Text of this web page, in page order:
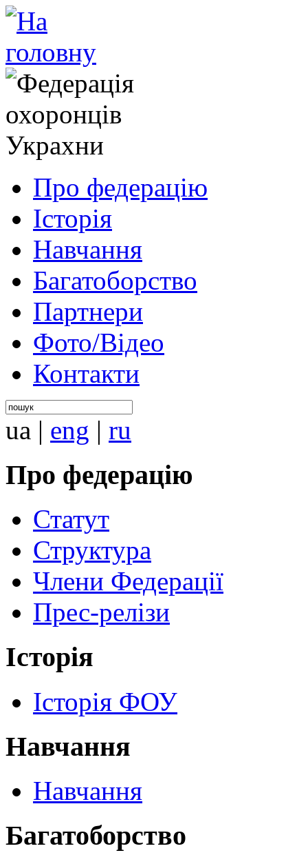
Про федерацію
Історія
Навчання
Багатоборство
Партнери
Фото/Відео
Контакти
ua | eng | ru
Про федерацію
Статут
Структура
Члени Федерації
Прес-релізи
Історія
Історія ФОУ
Навчання
Навчання
Багатоборство